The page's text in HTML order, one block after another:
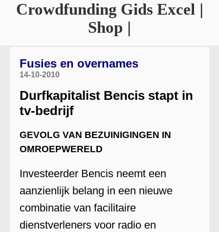
Crowdfunding Gids Excel |
Shop |
Fusies en overnames
14-10-2010
Durfkapitalist Bencis stapt in
tv-bedrijf
GEVOLG VAN BEZUINIGINGEN IN
OMROEPWERELD
Investeerder Bencis neemt een
aanzienlijk belang in een nieuwe
combinatie van facilitaire
dienstverleners voor radio en